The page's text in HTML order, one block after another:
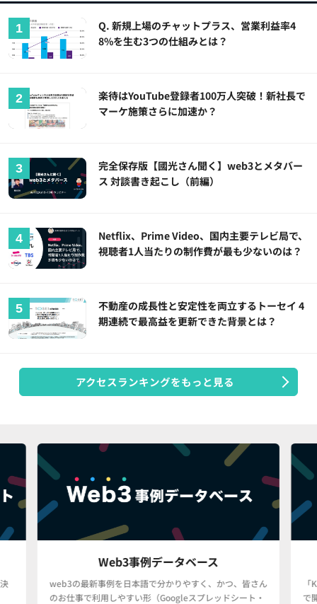
Q. 新規上場のチャットプラス、営業利益率4
8%を生む3つの仕組みとは？
楽待はYouTube登録者100万人突破！新社長で
マーケ施策さらに加速か？
完全保存版【國光さん聞く】web3とメタバー
ス 対談書き起こし（前編）
Netflix、Prime Video、国内主要テレビ局で、
視聴者1人当たりの制作費が最も少ないのは？
不動産の成長性と安定性を両立するトーセイ 4
期連続で最高益を更新できた背景とは？
アクセスランキングをもっと見る
Web3事例データベース
web3の最新事例を日本語で分かりやすく、かつ、皆さん
のお仕事で利用しやすい形（Googleスプレッドシート・
で